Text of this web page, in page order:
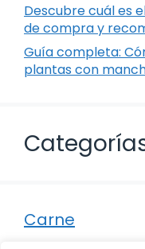
Descubre cuál es
de compra y
Guía completa:
plantas con
Carne